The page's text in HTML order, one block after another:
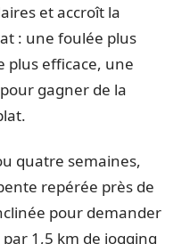
et accroît la
: une foulée plus
plus efficace, une
gagner de la
quatre semaines,
repérée près de
pour demander
1,5 km de jogging